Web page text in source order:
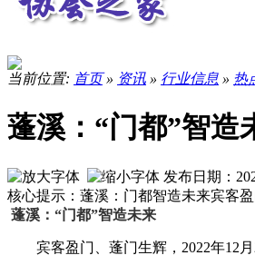
当前位置: 首页» 资讯 » 行业信息 » 热
蓬溪：“门都”智造
发布日期：
核心提示：蓬溪：门都智造未来宾客
蓬溪：“门都”智造未来
宾客盈门、蓬门生辉，2022年12